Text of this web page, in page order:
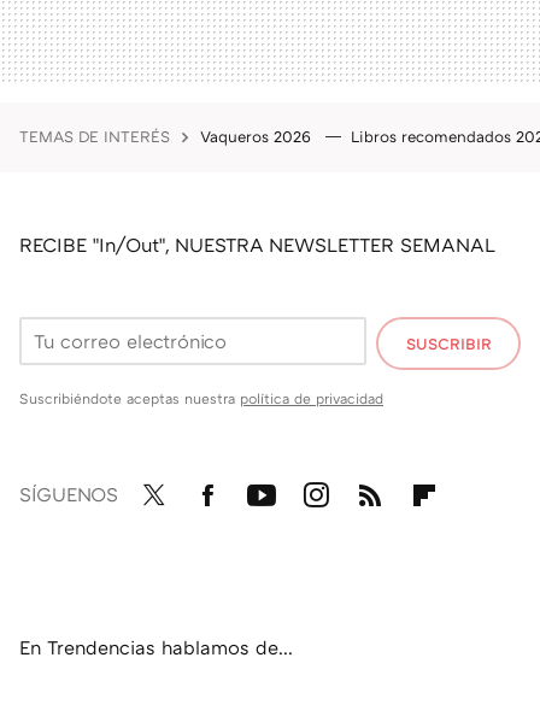
TEMAS DE INTERÉS Vaqueros 2026 Libros recomendados
RECIBE "In/Out", NUESTRA NEWSLETTER SEMANAL
SUSCRIBIR
Suscribiéndote aceptas nuestra política de privacidad
SÍGUENOS
En Trendencias hablamos de...